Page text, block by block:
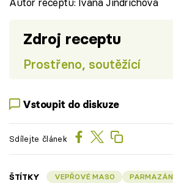
Zdroj receptu
Prostřeno, soutěžící
Vstoupit do diskuze
Sdílejte článek
ŠTÍTKY VEPŘOVÉ MASO PARMAZÁN